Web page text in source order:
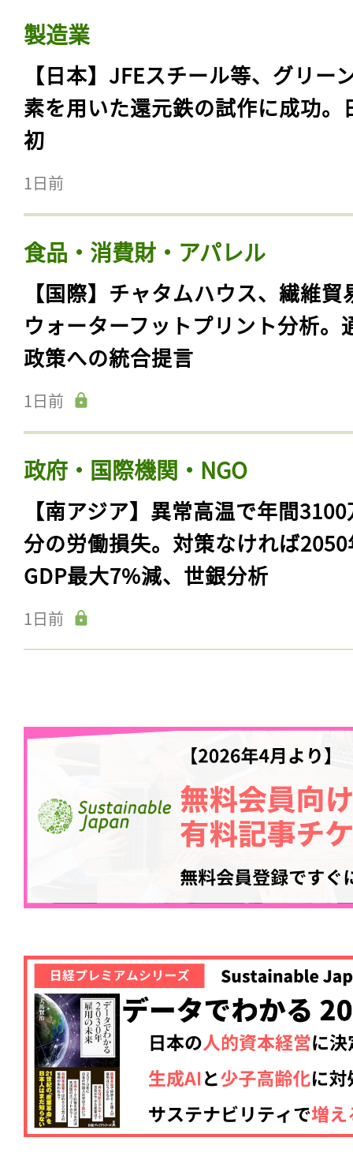
製造業
【日本】JFEスチール等、グリー
素を用いた還元鉄の試作に成功。
初
1日前
食品・消費財・アパレル
【国際】チャタムハウス、繊維貿
ウォーターフットプリント分析。
政策への統合提言
1日前
政府・国際機関・NGO
【南アジア】異常高温で年間
分の労働損失。対策なければ
GDP最大7%減、世銀分析
1日前